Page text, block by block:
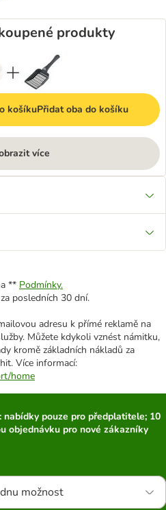
produkty
košíkuPřidat oba do košíku
více
** Podmínky.
posledních 30 dní.
adresu k přímé reklamě na
Můžete kdykoli vznést námitku,
kromě základních nákladů za
Více informací:
home
nabídky pouze pro předplatitele; 10
objednávku pro nové zákazníky
možnost